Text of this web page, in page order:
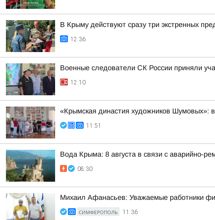
В Крыму действуют сразу три экстренных
12:36
Военные следователи СК России приняли
12:10
«Крымская династия художников Шумовых»:
11:51
Вода Крыма: 8 августа в связи с аварийно-
08:30
Михаил Афанасьев: Уважаемые работники
СИМФЕРОПОЛЬ 11:36